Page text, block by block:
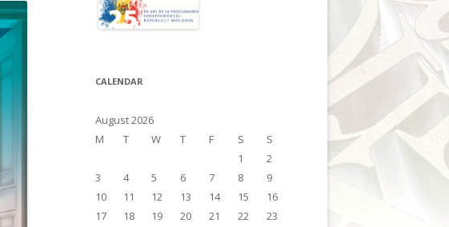
CALENDAR
August 2026
M
T W T F S S
1
2
3
4 5 6 7 8
9
10
11 12 13 14 15
16
17
18 19 20 21 22
23